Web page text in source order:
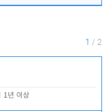
1 / 2
1년 이상